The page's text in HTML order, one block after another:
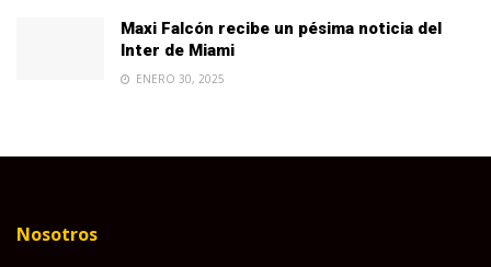
Maxi Falcón recibe un pésima noticia del
Inter de Miami
ENERO 30, 2025
Nosotros